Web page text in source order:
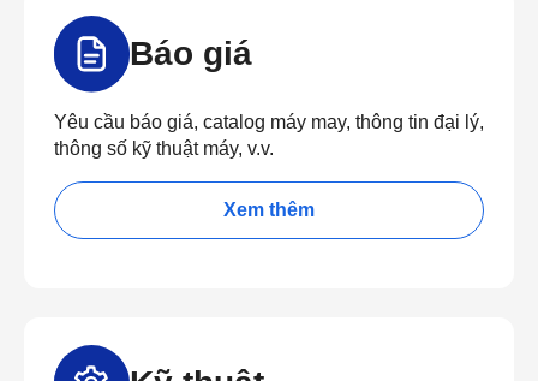
Báo giá
Yêu cầu báo giá, catalog máy may, thông tin đại lý,
thông số kỹ thuật máy, v.v.
Xem thêm